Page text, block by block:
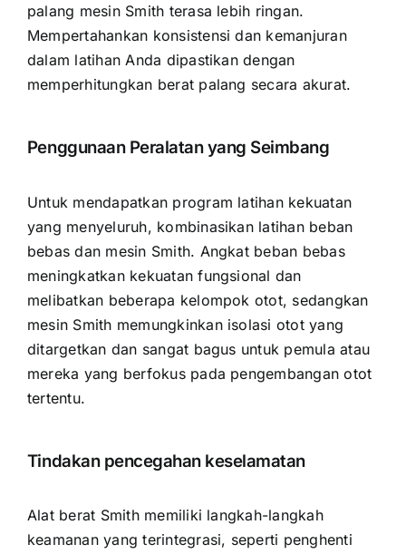
palang mesin Smith terasa lebih ringan.
Mempertahankan konsistensi dan kemanjuran
dalam latihan Anda dipastikan dengan
memperhitungkan berat palang secara akurat.
Penggunaan Peralatan yang Seimbang
Untuk mendapatkan program latihan kekuatan
yang menyeluruh, kombinasikan latihan beban
bebas dan mesin Smith. Angkat beban bebas
meningkatkan kekuatan fungsional dan
melibatkan beberapa kelompok otot, sedangkan
mesin Smith memungkinkan isolasi otot yang
ditargetkan dan sangat bagus untuk pemula atau
mereka yang berfokus pada pengembangan otot
tertentu.
Tindakan pencegahan keselamatan
Alat berat Smith memiliki langkah-langkah
keamanan yang terintegrasi, seperti penghenti